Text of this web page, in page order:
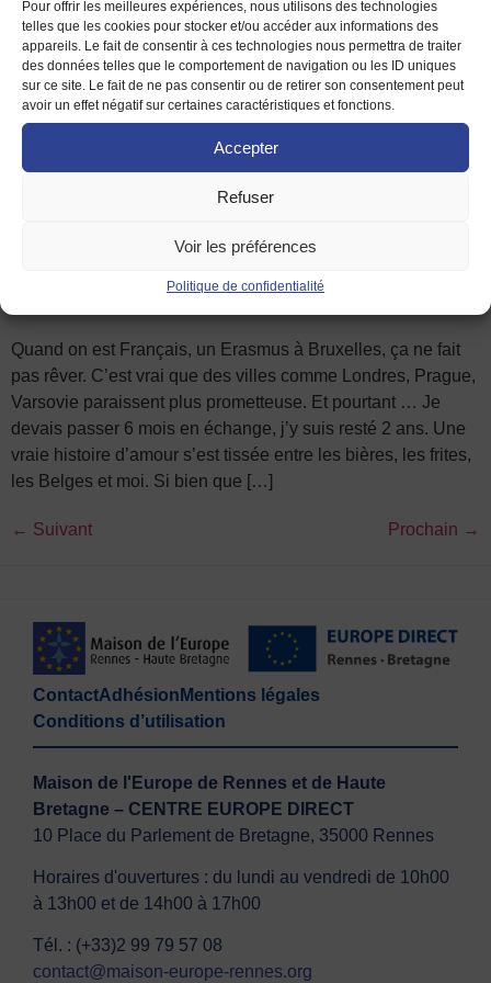
Pour offrir les meilleures expériences, nous utilisons des technologies
telles que les cookies pour stocker et/ou accéder aux informations des
appareils. Le fait de consentir à ces technologies nous permettra de traiter
des données telles que le comportement de navigation ou les ID uniques
sur ce site. Le fait de ne pas consentir ou de retirer son consentement peut
avoir un effet négatif sur certaines caractéristiques et fonctions.
Accepter
Refuser
Voir les préférences
Politique de confidentialité
Lorsque j’ai annoncé pour la première fois à ma famille et à
mes amis que je partais pour une année complète en
Lettonie vivre l’«expérience» Erasmus, la question revenait
en boucle : Pourquoi ? Il est vrai que l’on pense rarement à
ce pays -et plus généralement aux pays baltes- quand il
s’agit de s’expatrier, […]
Retrouvez le témoignage de
Paul, tombé amoureux de
Quand on est Français, un Erasmus à Bruxelles, ça ne fait
pas rêver. C’est vrai que des villes comme Londres, Prague,
Varsovie paraissent plus prometteuse. Et pourtant … Je
devais passer 6 mois en échange, j’y suis resté 2 ans. Une
vraie histoire d’amour s’est tissée entre les bières, les frites,
les Belges et moi. Si bien que […]
← Suivant Prochain →
ContactAdhésion Mentions légales
Conditions d’utilisation
Maison de l'Europe de Rennes et de Haute
Bretagne – CENTRE EUROPE DIRECT
10 Place du Parlement de Bretagne, 35000 Rennes
Horaires d'ouvertures : du lundi au vendredi de 10h00
à 13h00 et de 14h00 à 17h00
Tél. : (+33)2 99 79 57 08
contact@maison-europe-rennes.org